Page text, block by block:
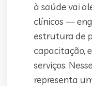
à saúde vai
clínicos —
estrutura de
capacitação,
serviços.
representa